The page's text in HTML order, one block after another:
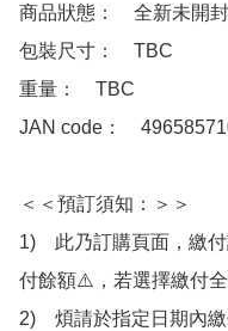
商品狀態：　全新未開封
包裝尺寸：　TBC
重量：　TBC
JAN code：　
＜＜預訂須知：＞＞
1)　此乃訂購頁面，繳
付餘額⚠️，若選擇繳付全
2)　煩請於指定日期內